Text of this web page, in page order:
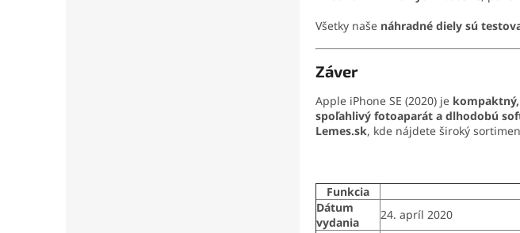
Všetky naše náhradné diely sú
Záver
Apple iPhone SE (2020) je
spoľahlivý fotoaparát a dlhodobú
Lemes.sk, kde nájdete široký
Funkcia
Dátum
vydania
24. apríl 2020